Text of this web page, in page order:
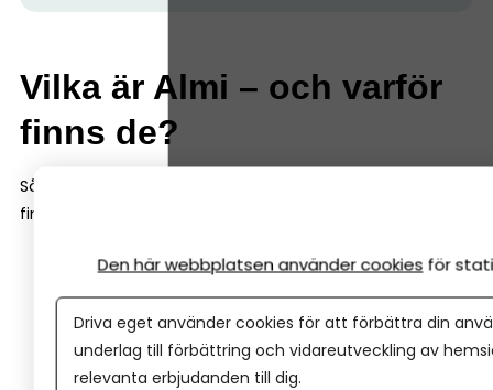
Vilka är Almi – och varför
finns de?
Så låt oss börja där, och sammanfatta vilka typer av
finansiering och tjänster Almi erbjuder:
lån till företag (av olika slag)
rådgivning
riskkapital via Almi Invest
verifieringsmedel
Den här webbplatsen använder cookies för
Driva eget använder cookies för att förbättra din
underlag till förbättring och vidareutveckling av
relevanta erbjudanden till dig.